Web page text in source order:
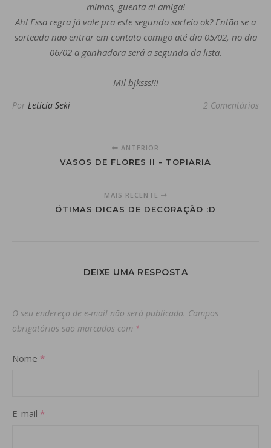
mimos, guenta aí amiga!
Ah! Essa regra já vale pra este segundo sorteio ok? Então se a
sorteada não entrar em contato comigo até dia 05/02, no dia
06/02 a ganhadora será a segunda da lista.
Mil bjksss!!!
Por Leticia Seki 2 Comentários
ANTERIOR
VASOS DE FLORES II - TOPIARIA
MAIS RECENTE
ÓTIMAS DICAS DE DECORAÇÃO :D
DEIXE UMA RESPOSTA
O seu endereço de e-mail não será publicado. Campos
obrigatórios são marcados com *
Nome *
E-mail *